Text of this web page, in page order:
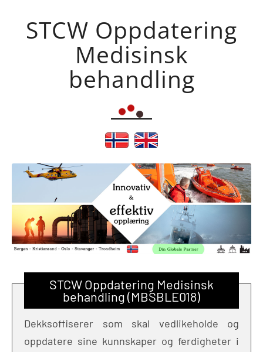
STCW Oppdatering
Medisinsk
behandling
STCW Oppdatering Medisinsk
behandling (MBSBLE018)
Dekksoffiserer som skal vedlikeholde og
oppdatere sine kunnskaper og ferdigheter i